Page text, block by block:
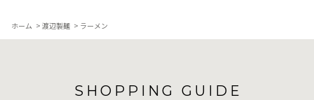
ホーム > 渡辺製麺 > ラーメン
SHOPPING GUIDE